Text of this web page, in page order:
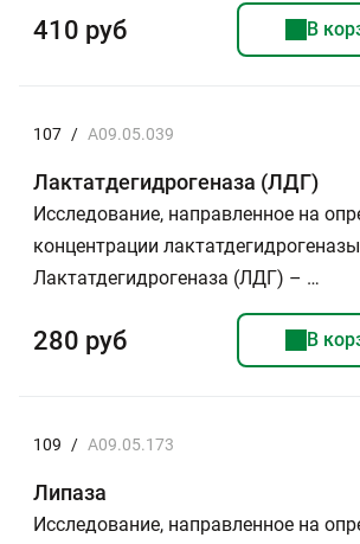
410 руб В
107 / A09.05.039
Лактатдегидрогеназа (ЛДГ)
Исследование, направленное на
концентрации
Лактатдегидрогеназа (ЛДГ) – …
280 руб В
109 / A09.05.173
Липаза
Исследование, направленное на